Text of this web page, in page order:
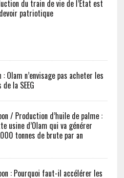
du train de vie de l’Etat est
patriotique
: Olam n’envisage pas acheter les
la SEEG
/ Production d’huile de palme :
usine d’Olam qui va générer
tonnes de brute par an
: Pourquoi faut-il accélérer les